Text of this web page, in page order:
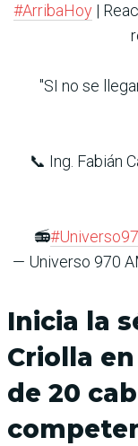
#ArribaHoy |
"SI no se
📞 Ing. Fabián
📻
— Universo 970
Inicia la
Criolla
de 20